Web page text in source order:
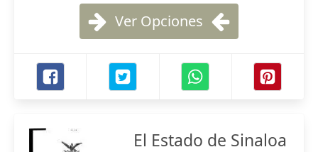
Ver Opciones
El Estado de Sinaloa